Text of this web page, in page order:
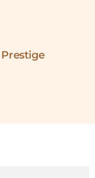
Prestige